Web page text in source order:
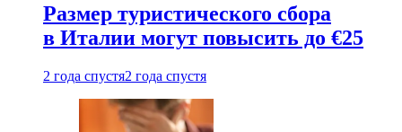
Размер туристического сбора
в Италии могут повысить до €25
2 года спустя2 года спустя